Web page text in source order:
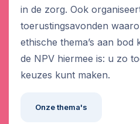
in de zorg. Ook
toerustingsavonden
ethische thema’s aan bod
de NPV hiermee is: u zo
keuzes kunt maken.
Onze thema's